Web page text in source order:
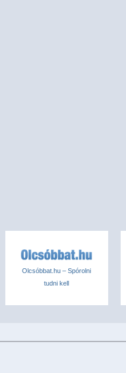
Olcsóbbat.hu – Spórolni
tudni kell